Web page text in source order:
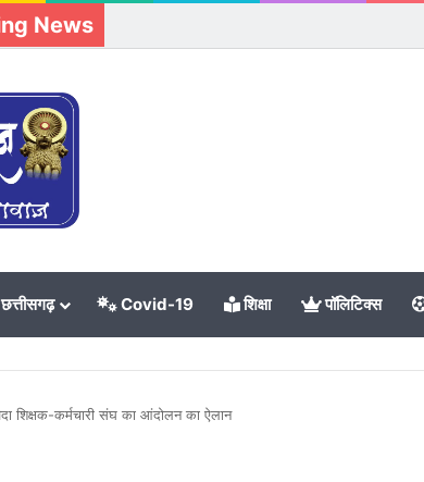
News
छत्तीसगढ़ Covid-19 शिक्षा पॉलिटिक्स
शिक्षक-कर्मचारी संघ का आंदोलन का ऐलान